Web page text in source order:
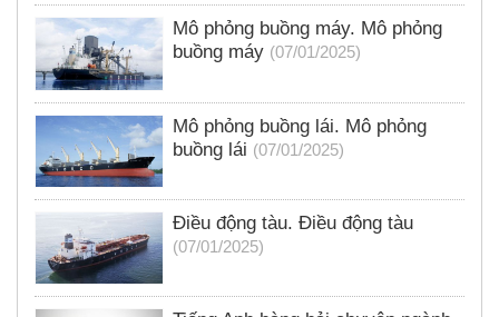
Mô phỏng buồng máy. Mô phỏng
buồng máy (07/01/2025)
Mô phỏng buồng lái. Mô phỏng
buồng lái (07/01/2025)
Điều động tàu. Điều động tàu
(07/01/2025)